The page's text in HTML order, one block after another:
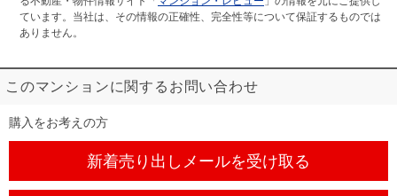
ています。当社は、その情報の正確性、完全性等について保証するものでは
ありません。
このマンションに関するお問い合わせ
購入をお考えの方
新着売り出しメールを受け取る